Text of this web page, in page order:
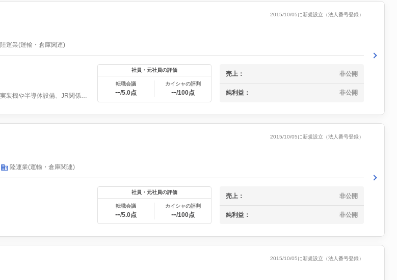
2015/10/05に新規設立（法人番号登録）
陸運業(運輸・倉庫関連)
プリント基板に部品を打込む実装機や半導体設備、JR関係、道...
社員・元社員の評価
転職会議
--/5.0点
カイシャの評判
--/100点
売上： 非公開
純利益： 非公開
2015/10/05に新規設立（法人番号登録）
陸運業(運輸・倉庫関連)
社員・元社員の評価
転職会議
--/5.0点
カイシャの評判
--/100点
売上： 非公開
純利益： 非公開
2015/10/05に新規設立（法人番号登録）